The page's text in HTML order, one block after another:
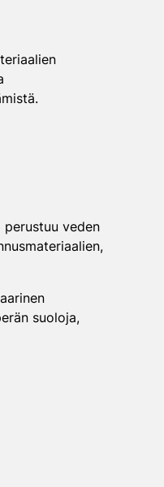
perustuu veden
suoloja,